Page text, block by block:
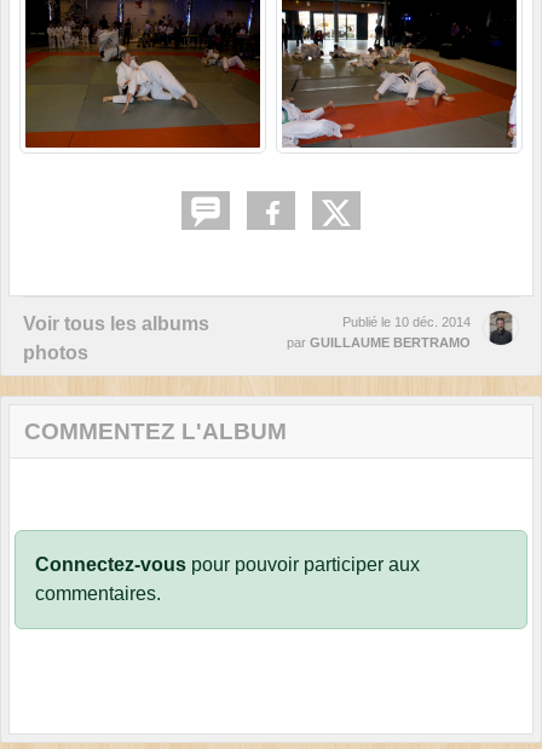
Voir tous les albums
photos
Publié le 10 déc. 2014
par GUILLAUME BERTRAMO
COMMENTEZ L'ALBUM
Connectez-vous pour pouvoir participer aux
commentaires.